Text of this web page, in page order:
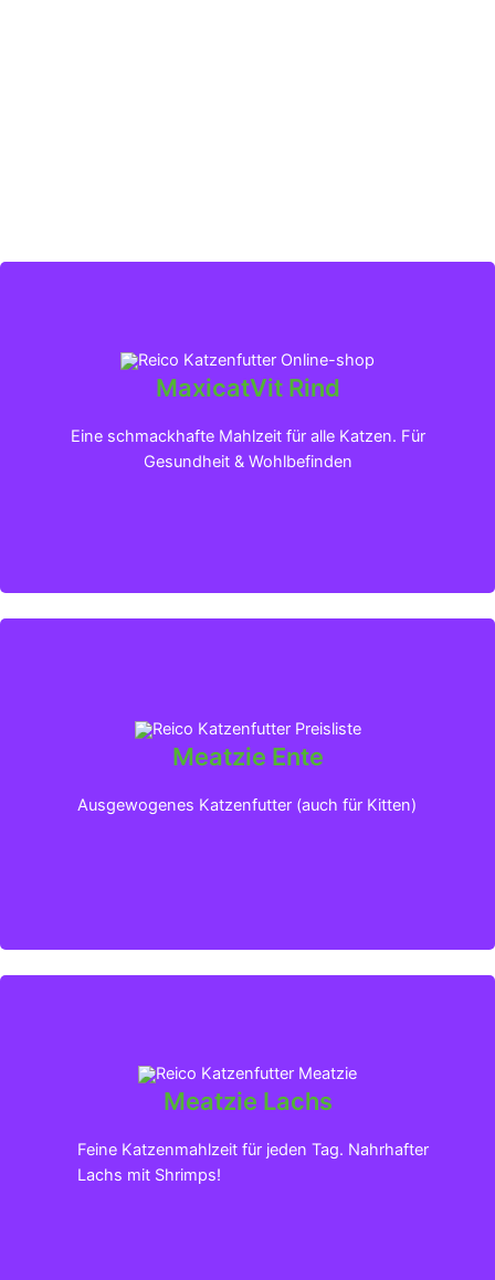
MaxicatVit Rind
Eine schmackhafte Mahlzeit für alle Katzen. Für
Gesundheit & Wohlbefinden
Klicken für mehr Infos
Meatzie Ente
Ausgewogenes Katzenfutter (auch für Kitten)
Meatzie Lachs
Feine Katzenmahlzeit für jeden Tag. Nahrhafter
Lachs mit Shrimps!
Klicken für mehr Infos